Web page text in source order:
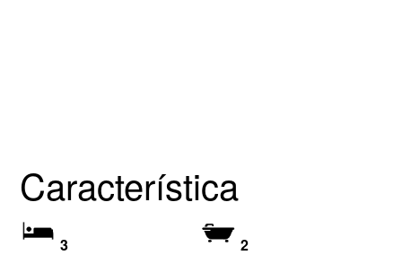
Característica
3 2